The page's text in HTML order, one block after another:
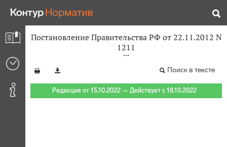
Постановление Правительства РФ от 22.11.2012 N
1211
Поиск в тексте
Редакция от 15.10.2022 — Действует с 18.10.2022